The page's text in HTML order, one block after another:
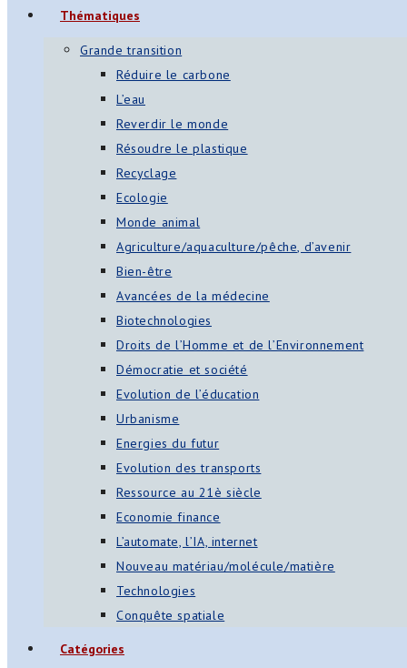
Thématiques
Grande transition
Réduire le carbone
L’eau
Reverdir le monde
Résoudre le plastique
Recyclage
Ecologie
Monde animal
Agriculture/aquaculture/pêche, d’avenir
Bien-être
Avancées de la médecine
Biotechnologies
Droits de l’Homme et de l’Environnement
Démocratie et société
Evolution de l’éducation
Urbanisme
Energies du futur
Evolution des transports
Ressource au 21è siècle
Economie finance
L’automate, l’IA, internet
Nouveau matériau/molécule/matière
Technologies
Conquête spatiale
Catégories